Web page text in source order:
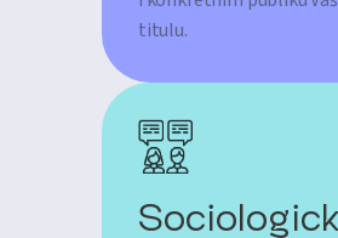
titulu.